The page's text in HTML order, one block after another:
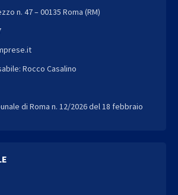
n. 47 – 00135 Roma (RM)
Rocco Casalino
di Roma n. 12/2026 del 18 febbraio